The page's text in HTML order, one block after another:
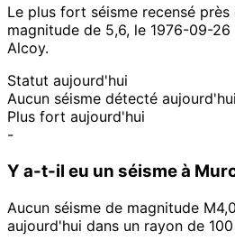
Le plus fort séisme recensé
magnitude de 5,6, le 1976-09-
Alcoy.
Statut aujourd'hui
Aucun séisme détecté aujourd'hui
Plus fort aujourd'hui
-
Y a-t-il eu un séisme à
Aucun séisme de magnitude
aujourd'hui dans un rayon de